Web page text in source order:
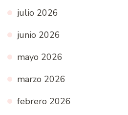
julio 2026
junio 2026
mayo 2026
marzo 2026
febrero 2026